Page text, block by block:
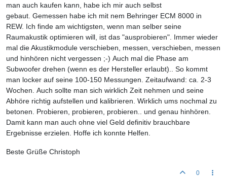
man auch kaufen kann, habe ich mir auch selbst
gebaut. Gemessen habe ich mit nem Behringer ECM 8000 in
REW. Ich finde am wichtigsten, wenn man selber seine
Raumakustik optimieren will, ist das "ausprobieren". Immer wieder
mal die Akustikmodule verschieben, messen, verschieben, messen
und hinhören nicht vergessen ;-) Auch mal die Phase am
Subwoofer drehen (wenn es der Hersteller erlaubt).. So kommt
man locker auf seine 100-150 Messungen. Zeitaufwand: ca. 2-3
Wochen. Auch sollte man sich wirklich Zeit nehmen und seine
Abhöre richtig aufstellen und kalibrieren. Wirklich ums nochmal zu
betonen. Probieren, probieren, probieren.. und genau hinhören.
Damit kann man auch ohne viel Geld definitiv brauchbare
Ergebnisse erzielen. Hoffe ich konnte Helfen.
Beste Grüße Christoph
0